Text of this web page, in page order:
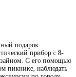
подарок
прибор с 8-
С его помощью
пикнике, наблюдать